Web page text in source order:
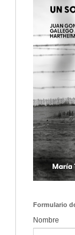
Formulario
Nombre